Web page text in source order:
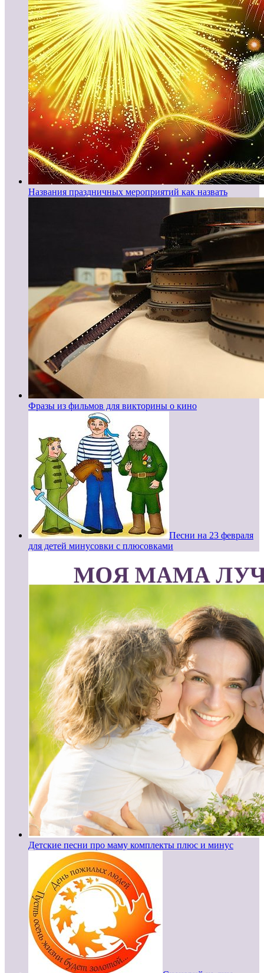
Названия праздничных мероприятий как назвать
Фразы из фильмов для викторины о кино
Песни на 23 февраля
для детей минусовки с плюсовками
Детские песни про маму комплекты плюс и минус